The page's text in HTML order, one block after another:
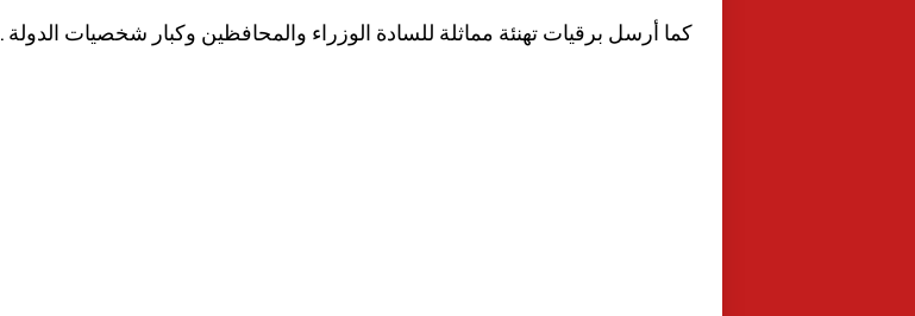
كما أرسل برقيات تهنئة مماثلة للسادة الوزراء والمحافظين وكبار شخصيات الدولة .